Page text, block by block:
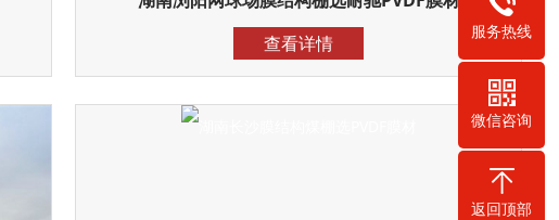
查看详情
服务热线
微信咨询
返回顶部